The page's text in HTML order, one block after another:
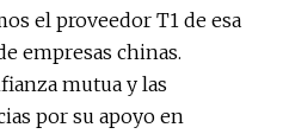
el proveedor T1 de esa
empresas chinas.
mutua y las
por su apoyo en